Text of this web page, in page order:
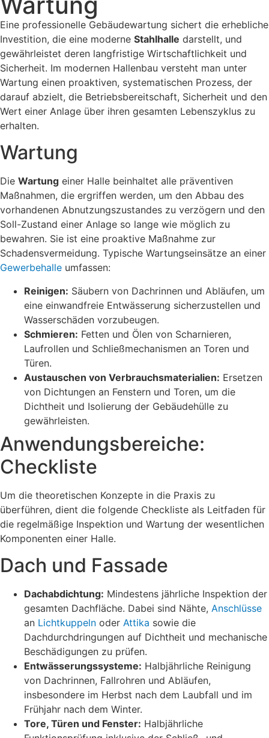
Eine professionelle Gebäudewartung sichert die erhebliche
Investition, die eine moderne Stahlhalle darstellt, und
gewährleistet deren langfristige Wirtschaftlichkeit und
Sicherheit. Im modernen Hallenbau versteht man unter
Wartung einen proaktiven, systematischen Prozess, der
darauf abzielt, die Betriebsbereitschaft, Sicherheit und den
Wert einer Anlage über ihren gesamten Lebenszyklus zu
erhalten.
Wartung
Die Wartung einer Halle beinhaltet alle präventiven
Maßnahmen, die ergriffen werden, um den Abbau des
vorhandenen Abnutzungszustandes zu verzögern und den
Soll-Zustand einer Anlage so lange wie möglich zu
bewahren. Sie ist eine proaktive Maßnahme zur
Schadensvermeidung. Typische Wartungseinsätze an einer
Gewerbehalle umfassen:
Reinigen: Säubern von Dachrinnen und Abläufen, um
eine einwandfreie Entwässerung sicherzustellen und
Wasserschäden vorzubeugen.
Schmieren: Fetten und Ölen von Scharnieren,
Laufrollen und Schließmechanismen an Toren und
Türen.
Austauschen von Verbrauchsmaterialien: Ersetzen
von Dichtungen an Fenstern und Toren, um die
Dichtheit und Isolierung der Gebäudehülle zu
gewährleisten.
Anwendungsbereiche:
Checkliste
Um die theoretischen Konzepte in die Praxis zu
überführen, dient die folgende Checkliste als Leitfaden für
die regelmäßige Inspektion und Wartung der wesentlichen
Komponenten einer Halle.
Dach und Fassade
Dachabdichtung: Mindestens jährliche Inspektion der
gesamten Dachfläche. Dabei sind Nähte, Anschlüsse
an Lichtkuppeln oder Attika sowie die
Dachdurchdringungen auf Dichtheit und mechanische
Beschädigungen zu prüfen.
Entwässerungssysteme: Halbjährliche Reinigung
von Dachrinnen, Fallrohren und Abläufen,
insbesondere im Herbst nach dem Laubfall und im
Frühjahr nach dem Winter.
Tore, Türen und Fenster: Halbjährliche